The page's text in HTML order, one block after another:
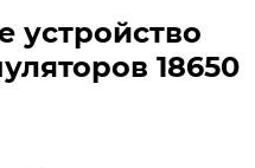
устройство
18650